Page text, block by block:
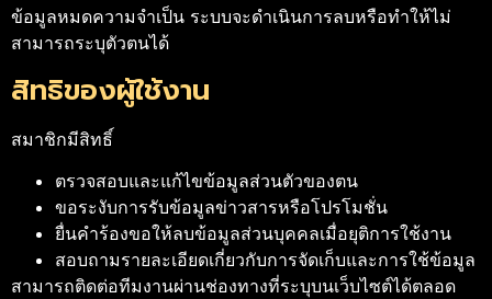
ข้อมูลหมดความจำเป็น ระบบจะดำเนินการลบหรือทำให้ไม่
สามารถระบุตัวตนได้
สิทธิของผู้ใช้งาน
สมาชิกมีสิทธิ์
ตรวจสอบและแก้ไขข้อมูลส่วนตัวของตน
ขอระงับการรับข้อมูลข่าวสารหรือโปรโมชั่น
ยื่นคำร้องขอให้ลบข้อมูลส่วนบุคคลเมื่อยุติการใช้งาน
สอบถามรายละเอียดเกี่ยวกับการจัดเก็บและการใช้ข้อมูล
สามารถติดต่อทีมงานผ่านช่องทางที่ระบุบนเว็บไซต์ได้ตลอด